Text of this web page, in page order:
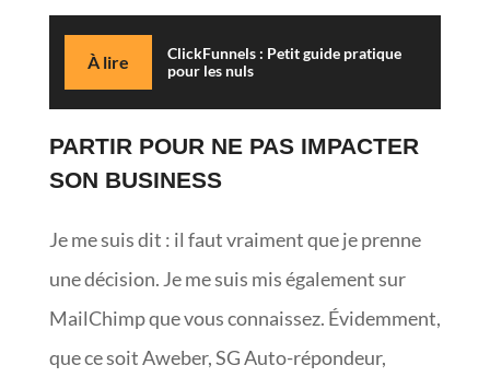
À lire
ClickFunnels : Petit guide pratique
pour les nuls
PARTIR POUR NE PAS IMPACTER
SON BUSINESS
Je me suis dit : il faut vraiment que je prenne
une décision. Je me suis mis également sur
MailChimp que vous connaissez. Évidemment,
que ce soit Aweber, SG Auto-répondeur,